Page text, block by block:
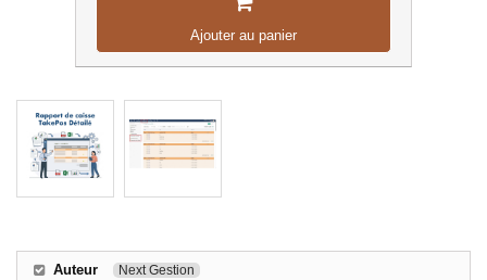
Ajouter au panier
Auteur Next Gestion